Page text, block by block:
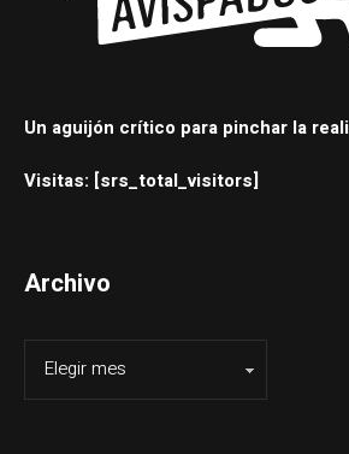
Un aguijón crítico para pinchar la
Visitas: [srs_total_visitors]
Archivo